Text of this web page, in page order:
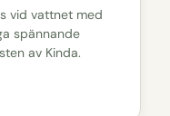
vid vattnet med
spännande
av Kinda.